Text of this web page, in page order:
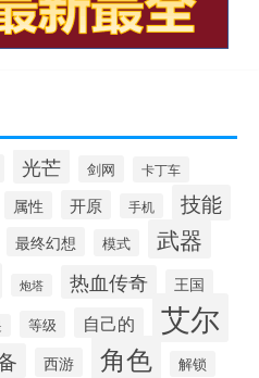
光芒 剑网 卡丁车
属性 开原 手机 技能
最终幻想 模式 武器
炮塔 热血传奇 王国
等级 自己的 艾尔
西游 角色 解锁